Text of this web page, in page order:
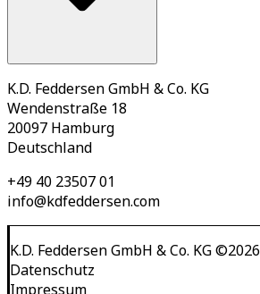
K.D. Feddersen GmbH & Co. KG
Wendenstraße 18
20097 Hamburg
Deutschland
+49 40 23507 01
info@kdfeddersen.com
K.D. Feddersen GmbH & Co. KG©2026
Datenschutz
Impressum